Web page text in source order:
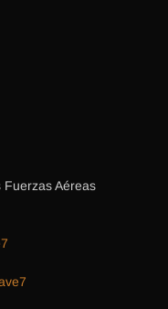
Fuerzas Aéreas